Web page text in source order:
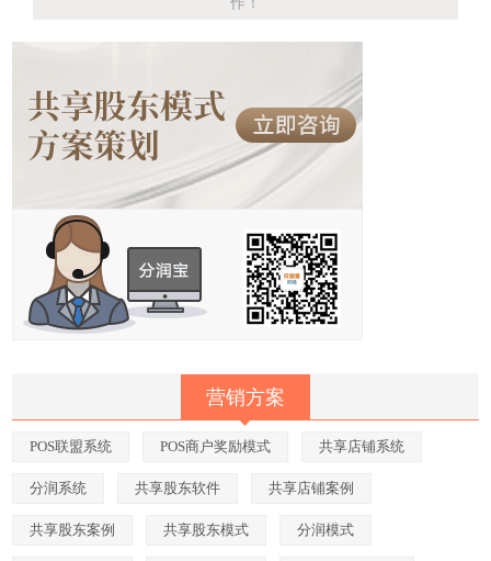
营销方案
POS联盟系统 POS商户奖励模式 共享店铺系统
分润系统 共享股东软件 共享店铺案例
共享股东案例 共享股东模式 分润模式